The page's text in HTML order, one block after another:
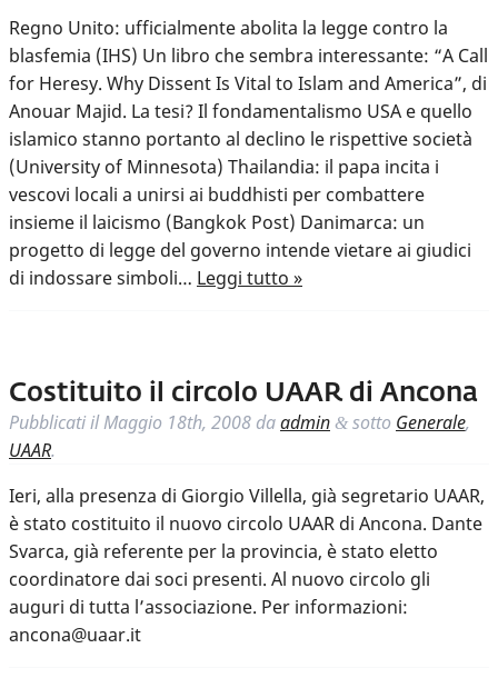
Regno Unito: ufficialmente abolita la legge contro la
blasfemia (IHS) Un libro che sembra interessante: “A Call
for Heresy. Why Dissent Is Vital to Islam and America”, di
Anouar Majid. La tesi? Il fondamentalismo USA e quello
islamico stanno portanto al declino le rispettive società
(University of Minnesota) Thailandia: il papa incita i
vescovi locali a unirsi ai buddhisti per combattere
insieme il laicismo (Bangkok Post) Danimarca: un
progetto di legge del governo intende vietare ai giudici
di indossare simboli… Leggi tutto »
Costituito il circolo UAAR di Ancona
Pubblicati ilMaggio 18th, 2008 daadmin & sotto Generale,
UAAR.
Ieri, alla presenza di Giorgio Villella, già segretario UAAR,
è stato costituito il nuovo circolo UAAR di Ancona. Dante
Svarca, già referente per la provincia, è stato eletto
coordinatore dai soci presenti. Al nuovo circolo gli
auguri di tutta l’associazione. Per informazioni:
ancona@uaar.it